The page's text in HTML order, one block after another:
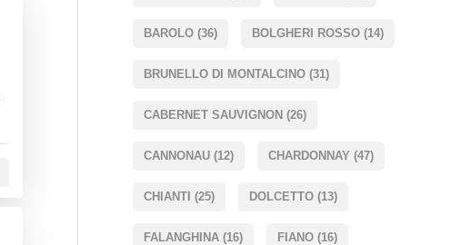
BAROLO (36) BOLGHERI ROSSO (14)
BRUNELLO DI MONTALCINO (31)
CABERNET SAUVIGNON (26)
CANNONAU (12) CHARDONNAY (47)
CHIANTI (25) DOLCETTO (13)
FALANGHINA (16) FIANO (16)